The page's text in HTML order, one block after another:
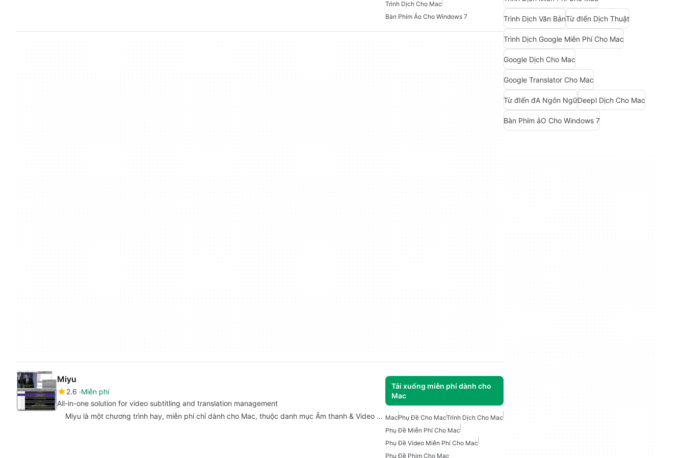
Trình Dịch Cho Mac
Bàn Phím Ảo Cho Windows 7
Miyu
2.6 Miễn phí
All-in-one solution for video subtitling and translation management
Tải xuống miễn phí dành cho
Mac
Miyu là một chương trình hay, miễn phí chỉ dành cho Mac, thuộc danh mục Âm thanh & Video … MacPhụ Đề Cho MacTrình Dịch Cho Mac
Phụ Đề Miễn Phí Cho Mac
Phụ Đề Video Miễn Phí Cho Mac
Phụ Đề Phim Cho Mac
Trình Dịch Văn BảnTừ đIển Dịch Thuật
Trình Dịch Google Miễn Phí Cho Mac
Google Dịch Cho Mac
Google Translator Cho Mac
Từ đIển đA Ngôn NgữDeepl Dịch Cho Mac
Bàn Phím ảO Cho Windows 7